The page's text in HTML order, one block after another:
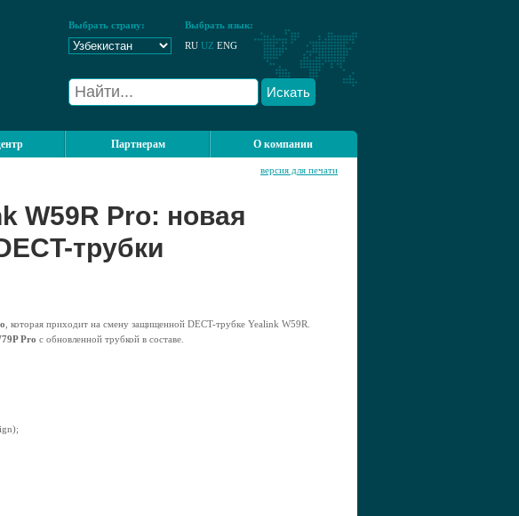
Выбрать страну:
Выбрать язык:
RU UZ ENG
Искать
Партнерам О компании
версия для печати
W59R Pro: новая
трубки
, которая приходит на смену защищенной DECT-трубке Yealink W59R.
Pro с обновленной трубкой в составе.